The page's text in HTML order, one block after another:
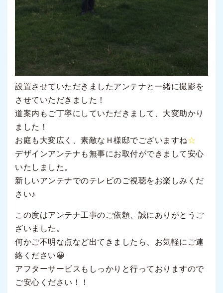
設置させていただきましたアンテナと一緒に撮影を
させていただきました！
道案内もご丁寧にしていただきまして、大変助かり
ました！
お庭も大変広く、素敵なＨ様邸でございますね☆
デザインアンテナも無事にお取付ができまして安心
いたしました。
新しいアンテナでのテレビのご視聴をお楽しみくだ
さい♪
この度はアンテナ工事のご依頼、誠にありがとうご
ざいました。
何かご不明な点など出てきましたら、お気軽にご連
絡ください😀
アフターサービスもしっかりと行っておりますので
ご安心ください！！